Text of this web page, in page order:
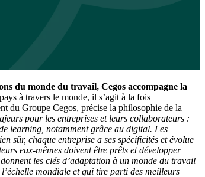
du monde du travail, Cegos accompagne la
à travers le monde, il s’agit à la fois
du Groupe Cegos, précise la philosophie de la
pour les entreprises et leurs collaborateurs :
learning, notamment grâce au digital. Les
sûr, chaque entreprise a ses spécificités et évolue
eux-mêmes doivent être prêts et développer
les clés d’adaptation à un monde du travail
mondiale et qui tire parti des meilleurs